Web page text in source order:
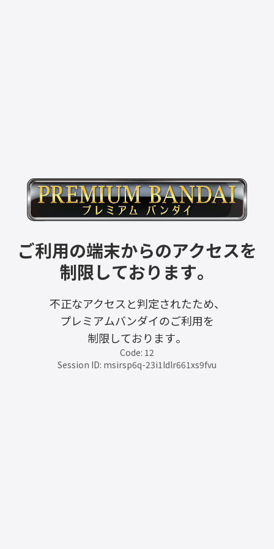
ご利用の端末からのアクセスを
制限しております。
不正なアクセスと判定されたため、
プレミアムバンダイのご利用を
制限しております。
Code: 12
Session ID: msirsp6q-23i1ldlr661xs9fvu